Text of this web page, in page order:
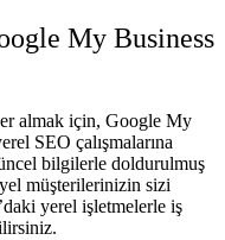
My Business
almak için, Google My
SEO çalışmalarına
bilgilerle doldurulmuş
müşterilerinizin sizi
yerel işletmelerle iş